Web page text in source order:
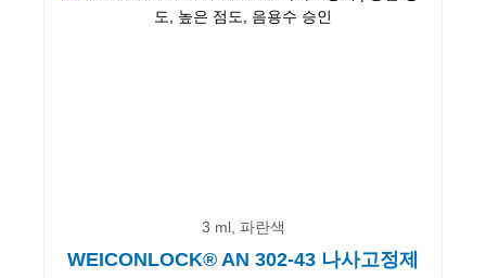
3 ml, 파란색
WEICONLOCK® AN 302-43 나사고정제